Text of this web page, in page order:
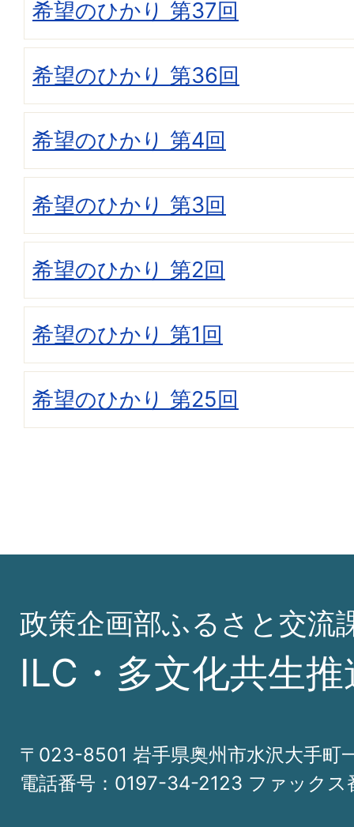
希望のひかり 第37回
希望のひかり 第36回
希望のひかり 第4回
希望のひかり 第3回
希望のひかり 第2回
希望のひかり 第1回
希望のひかり 第25回
政策企画部ふるさと交流
ILC・多文化共生
〒023-8501 岩手県奥州市水沢大手町
電話番号：0197-34-2123 ファック